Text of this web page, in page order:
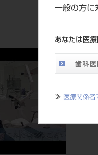
一般の方に
あなたは医
≫ 医療関係